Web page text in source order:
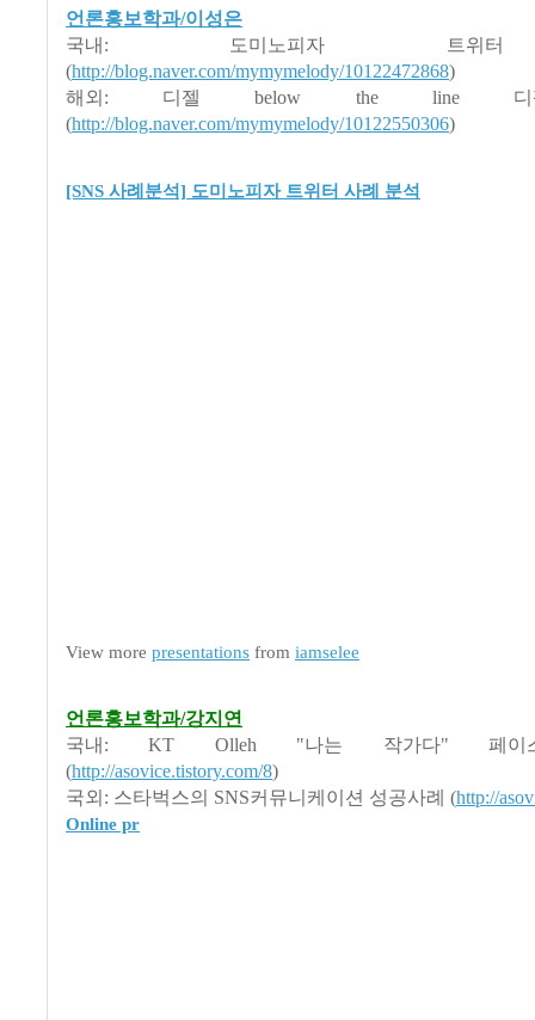
언론홍보학과/이성은
국내: 도미노피자 트위
(http://blog.naver.com/mymymelody/10122472868)
해외: 디젤 below the line 디
(http://blog.naver.com/mymymelody/10122550306)
[SNS 사례분석] 도미노피자 트위터 사례 분석
View more presentations from iamselee
언론홍보학과/강지연
국내: KT Olleh "나는 작가다" 페이
(http://asovice.tistory.com/8)
국외: 스타벅스의 SNS커뮤니케이션 성공사례 (http://
Online pr